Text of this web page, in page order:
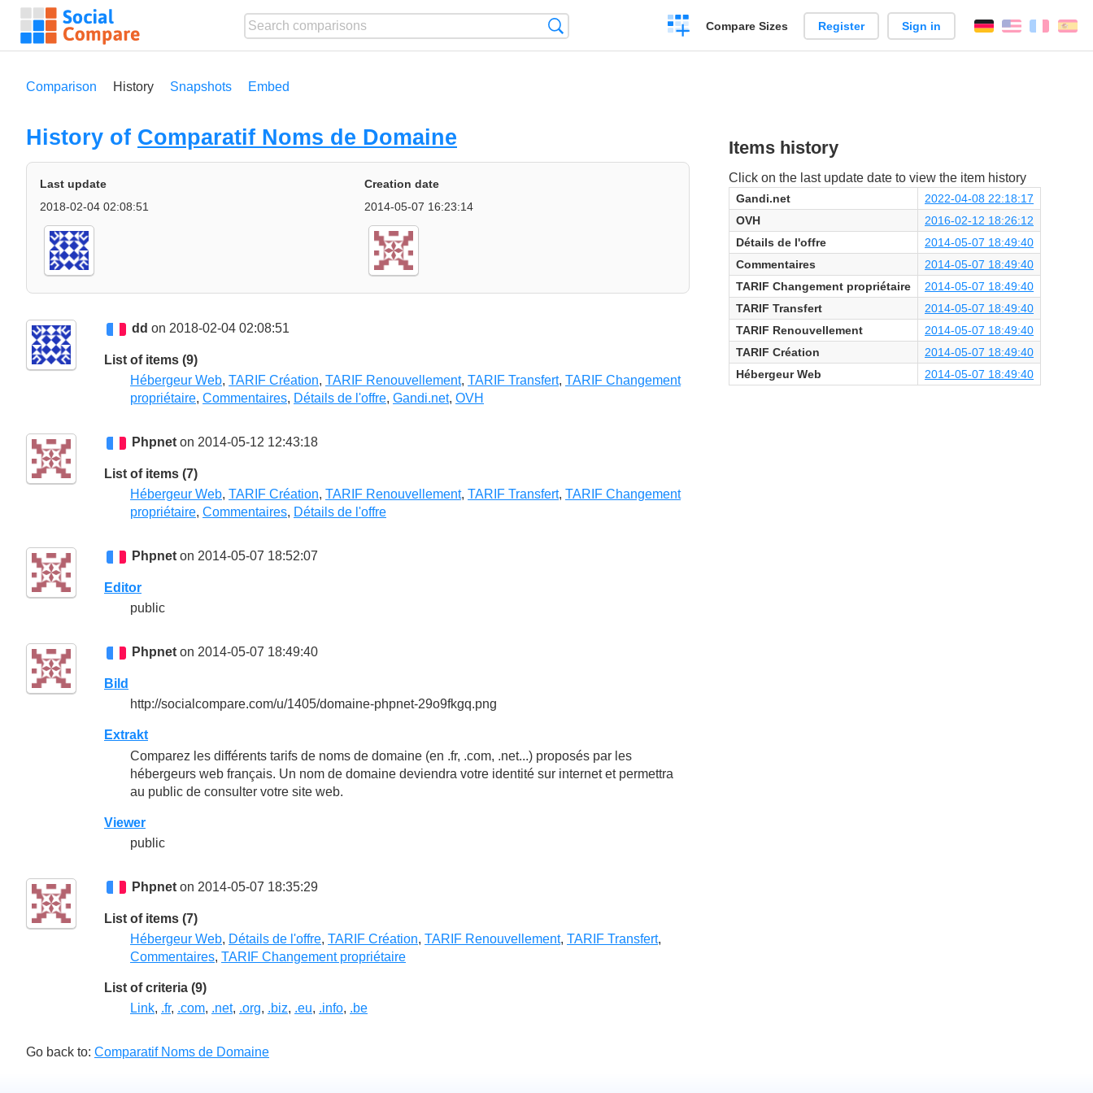
Create
a
Compare Sizes Register Sign in English
Comparison History Snapshots Embed
History of Comparatif Noms de Domaine
Last update
2018-02-04 02:08:51
Creation date
2014-05-07 16:23:14
dd on 2018-02-04 02:08:51
List of items (9)
Hébergeur Web, TARIF Création, TARIF Renouvellement, TARIF Transfert, TARIF Changement
propriétaire, Commentaires, Détails de l'offre, Gandi.net, OVH
Phpnet on 2014-05-12 12:43:18
List of items (7)
Hébergeur Web, TARIF Création, TARIF Renouvellement, TARIF Transfert, TARIF Changement
propriétaire, Commentaires, Détails de l'offre
Phpnet on 2014-05-07 18:52:07
Editor
public
Phpnet on 2014-05-07 18:49:40
Bild
http://socialcompare.com/u/1405/domaine-phpnet-29o9fkgq.png
Extrakt
Comparez les différents tarifs de noms de domaine (en .fr, .com, .net...) proposés par les
hébergeurs web français. Un nom de domaine deviendra votre identité sur internet et permettra
au public de consulter votre site web.
Viewer
public
Phpnet on 2014-05-07 18:35:29
List of items (7)
Hébergeur Web, Détails de l'offre, TARIF Création, TARIF Renouvellement, TARIF Transfert,
Commentaires, TARIF Changement propriétaire
List of criteria (9)
Link, .fr, .com, .net, .org, .biz, .eu, .info, .be
Go back to: Comparatif Noms de Domaine
Items history
Click on the last update date to view the item history
Gandi.net
2022-04-08 22:18:17
OVH
2016-02-12 18:26:12
Détails de l'offre
2014-05-07 18:49:40
Commentaires
2014-05-07 18:49:40
TARIF Changement propriétaire
2014-05-07 18:49:40
TARIF Transfert
2014-05-07 18:49:40
TARIF Renouvellement
2014-05-07 18:49:40
TARIF Création
2014-05-07 18:49:40
Hébergeur Web
2014-05-07 18:49:40